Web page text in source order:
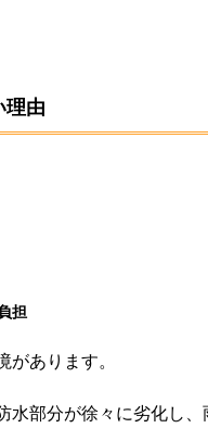
理由
担
があります。
水部分が徐々に劣化し